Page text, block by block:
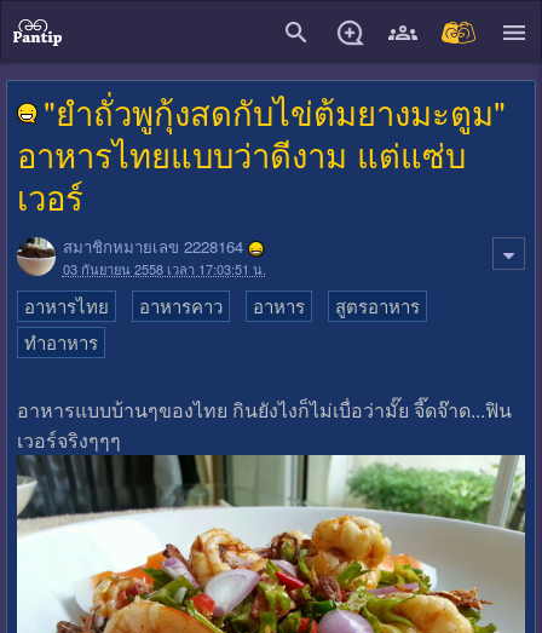
"ยำถั่วพูกุ้งสดกับไข่ต้มยางมะตูม"
อาหารไทยแบบว่าดีงาม แต่แซ่บ
เวอร์
สมาชิกหมายเลข 2228164
03 กันยายน 2558 เวลา 17:03:51 น.
อาหารไทย อาหารคาว อาหาร
สูตรอาหาร
ทำอาหาร
อาหารแบบบ้านๆของไทย กินยังไงก็ไม่เบื่อว่ามั๊ย จี๊ดจ๊าด...ฟิน
เวอร์จริงๆๆๆ
close